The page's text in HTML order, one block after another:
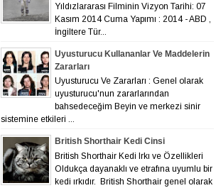
Yıldızlararası Filminin Vizyon Tarihi: 07
Kasım 2014 Cuma Yapımı : 2014 - ABD ,
İngiltere Tür...
Uyusturucu Kullananlar Ve Maddelerin
Zararları
Uyusturucu Ve Zararları : Genel olarak
uyusturucu'nun zararlarından
bahsedeceğim Beyin ve merkezi sinir
sistemine etkileri ...
British Shorthair Kedi Cinsi
British Shorthair Kedi Irkı ve Özellikleri
Oldukça dayanaklı ve etrafına uyumlu bir
kedi ırkıdır. British Shorthair genel olarak